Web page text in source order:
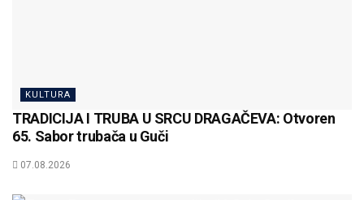
KULTURA
TRADICIJA I TRUBA U SRCU DRAGAČEVA: Otvoren
65. Sabor trubača u Guči
07.08.2026